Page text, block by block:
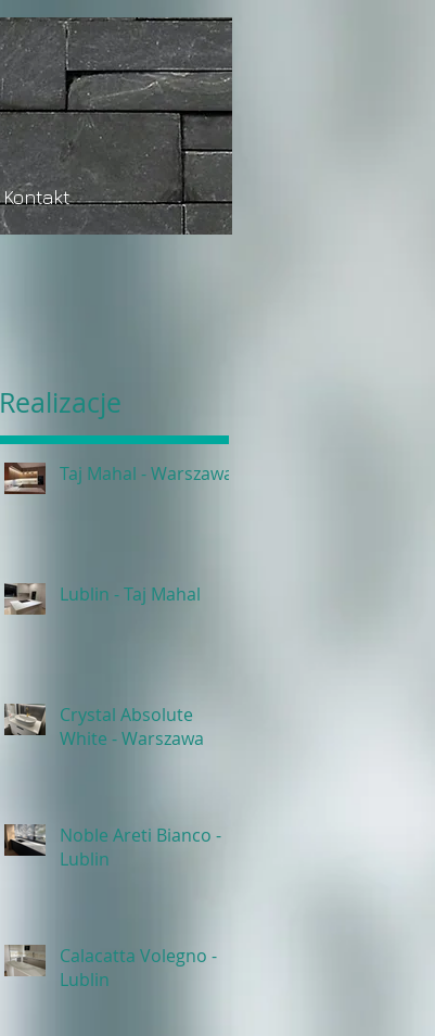
Kontakt
Realizacje
Taj Mahal - Warszawa
Lublin - Taj Mahal
Crystal Absolute
White - Warszawa
Noble Areti Bianco -
Lublin
Calacatta Volegno -
Lublin